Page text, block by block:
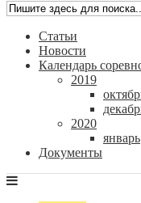
Статьи
Новости
Календарь
2019
2020
январь
Документы